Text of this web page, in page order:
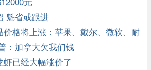
魁省或跟进
价格将上涨：苹果、戴尔、微软、耐
：加拿大欠我们钱
虾已经大幅涨价了